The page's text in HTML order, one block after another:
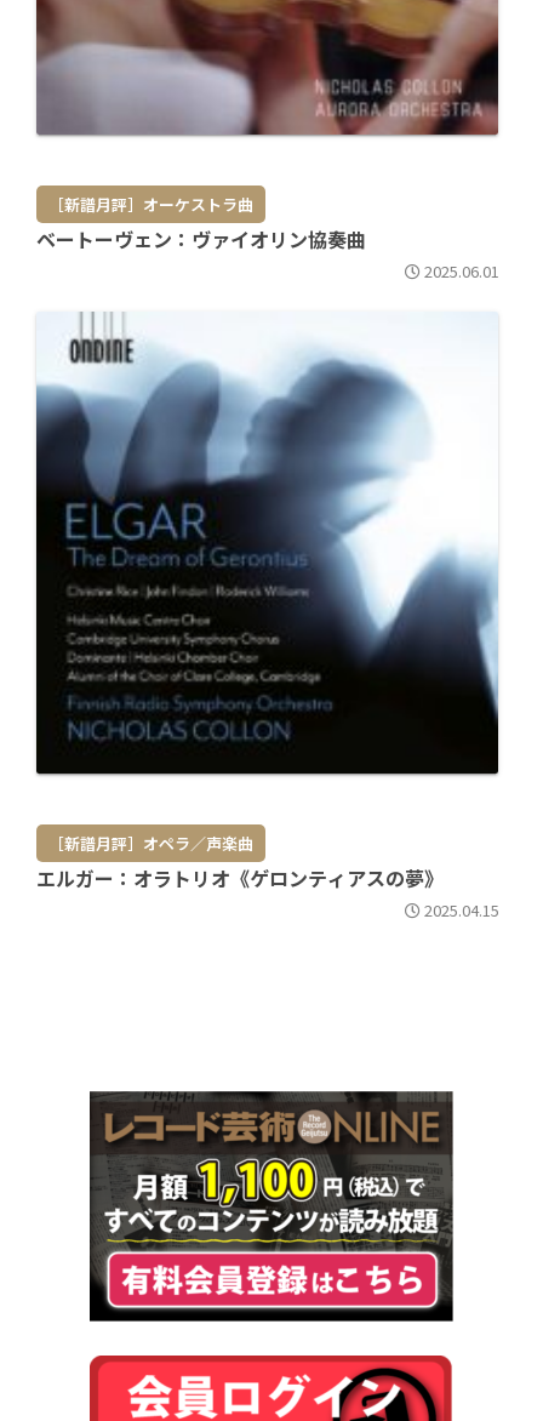
［新譜月評］オーケストラ曲
ベートーヴェン：ヴァイオリン協奏曲
2025.06.01
［新譜月評］オペラ／声楽曲
エルガー：オラトリオ《ゲロンティアスの夢》
2025.04.15